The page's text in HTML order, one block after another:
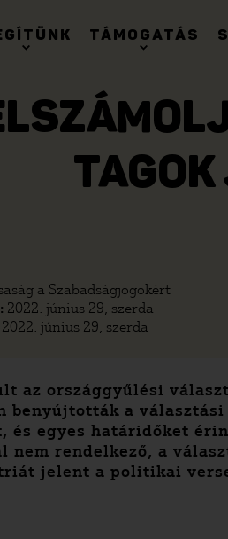
TÁMOGATÁS
TAGOK
a Szabadságjogokért
2022. június 29, szerda
2022. június 29, szerda
az országgyűlési
benyújtották a
és egyes határidőket
nem rendelkező, a
jelent a politikai